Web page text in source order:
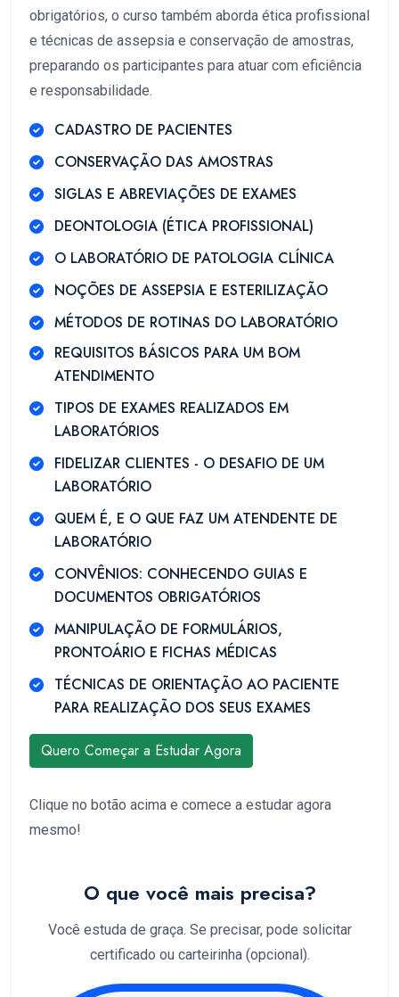
obrigatórios, o curso também aborda ética profissional
e técnicas de assepsia e conservação de amostras,
preparando os participantes para atuar com eficiência
e responsabilidade.
CADASTRO DE PACIENTES
CONSERVAÇÃO DAS AMOSTRAS
SIGLAS E ABREVIAÇÕES DE EXAMES
DEONTOLOGIA (ÉTICA PROFISSIONAL)
O LABORATÓRIO DE PATOLOGIA CLÍNICA
NOÇÕES DE ASSEPSIA E ESTERILIZAÇÃO
MÉTODOS DE ROTINAS DO LABORATÓRIO
REQUISITOS BÁSICOS PARA UM BOM
ATENDIMENTO
TIPOS DE EXAMES REALIZADOS EM
LABORATÓRIOS
FIDELIZAR CLIENTES - O DESAFIO DE UM
LABORATÓRIO
QUEM É, E O QUE FAZ UM ATENDENTE DE
LABORATÓRIO
CONVÊNIOS: CONHECENDO GUIAS E
DOCUMENTOS OBRIGATÓRIOS
MANIPULAÇÃO DE FORMULÁRIOS,
PRONTOÁRIO E FICHAS MÉDICAS
TÉCNICAS DE ORIENTAÇÃO AO PACIENTE
PARA REALIZAÇÃO DOS SEUS EXAMES
Quero Começar a Estudar Agora
Clique no botão acima e comece a estudar agora
mesmo!
O que você mais precisa?
Você estuda de graça. Se precisar, pode solicitar
certificado ou carteirinha (opcional).